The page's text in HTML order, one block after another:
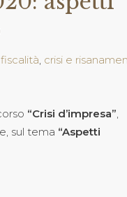
, crisi e
“Crisi d’impresa”,
sul tema “Aspetti